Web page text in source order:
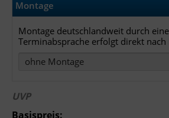
Montage
Montage deutschlandweit durch
Terminabsprache erfolgt direkt nach
ohne Montage
UVP
Basispreis: